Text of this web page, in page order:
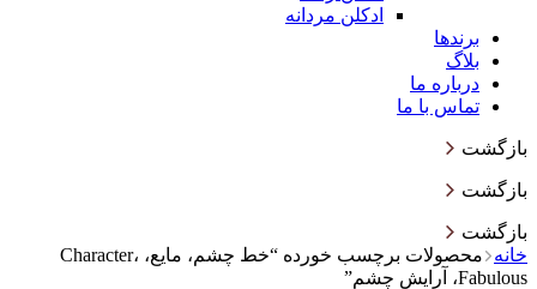
ادکلن مردانه
برندها
بلاگ
درباره ما
تماس با ما
بازگشت
بازگشت
بازگشت
خانه
محصولات برچسب خورده “خط چشم، مایع، Character،
Fabulous، آرایش چشم”